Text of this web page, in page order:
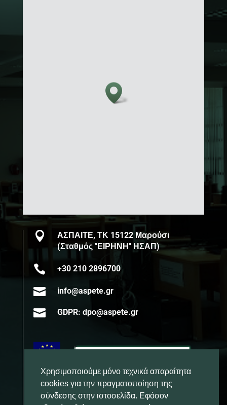

ΑΣΠΑΙΤΕ, ΤΚ 15122 Μαρούσι
(Σταθμός "ΕΙΡΗΝΗ" ΗΣΑΠ)
 +30 210 2896700
 info@aspete.gr
 GDPR: dpo@aspete.gr
Χρησιμοποιούμε μόνο τεχνικά απαραίτητα
cookies για την πραγματοποίηση της
σύνδεσης στην ιστοσελίδα. Εφόσον